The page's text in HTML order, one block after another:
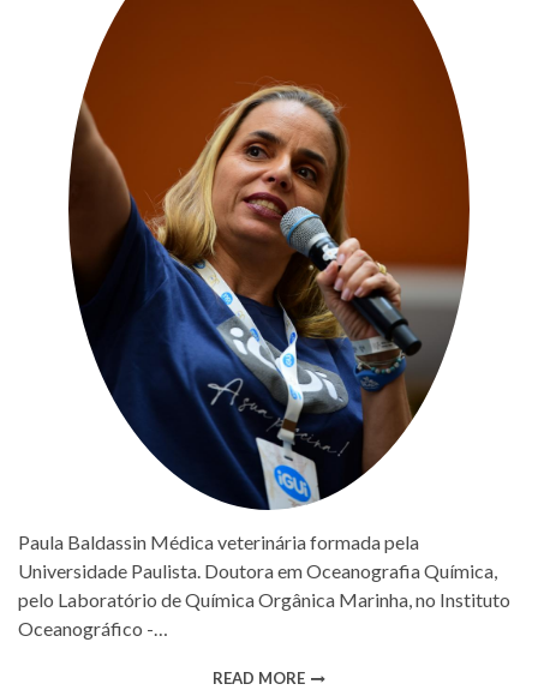
Paula Baldassin Médica veterinária formada pela
Universidade Paulista. Doutora em Oceanografia Química,
pelo Laboratório de Química Orgânica Marinha, no Instituto
Oceanográfico -…
READ MORE